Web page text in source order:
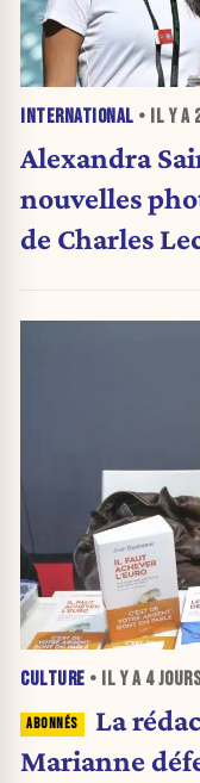
INTERNATIONAL • IL Y A
Alexandra
nouvelles
de Charles
CULTURE • IL Y A 4 JOURS
La
Marianne